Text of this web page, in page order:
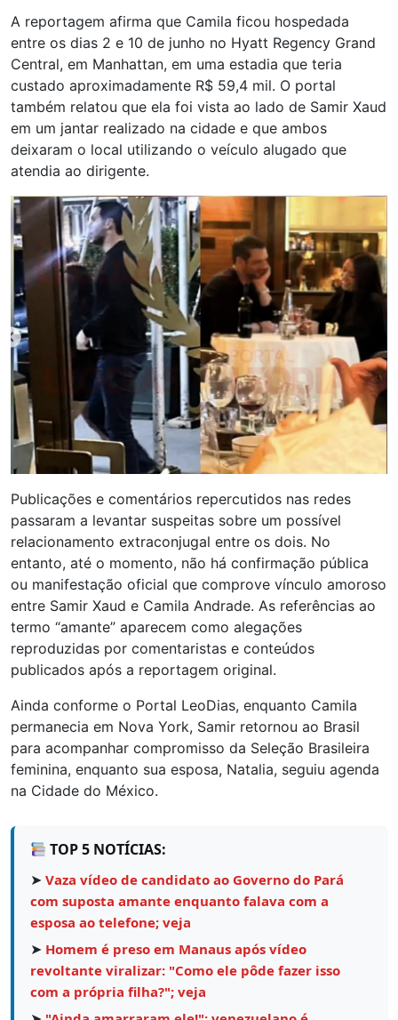
A reportagem afirma que Camila ficou hospedada
entre os dias 2 e 10 de junho no Hyatt Regency Grand
Central, em Manhattan, em uma estadia que teria
custado aproximadamente R$ 59,4 mil. O portal
também relatou que ela foi vista ao lado de Samir Xaud
em um jantar realizado na cidade e que ambos
deixaram o local utilizando o veículo alugado que
atendia ao dirigente.
Publicações e comentários repercutidos nas redes
passaram a levantar suspeitas sobre um possível
relacionamento extraconjugal entre os dois. No
entanto, até o momento, não há confirmação pública
ou manifestação oficial que comprove vínculo amoroso
entre Samir Xaud e Camila Andrade. As referências ao
termo “amante” aparecem como alegações
reproduzidas por comentaristas e conteúdos
publicados após a reportagem original.
Ainda conforme o Portal LeoDias, enquanto Camila
permanecia em Nova York, Samir retornou ao Brasil
para acompanhar compromisso da Seleção Brasileira
feminina, enquanto sua esposa, Natalia, seguiu agenda
na Cidade do México.
TOP 5 NOTÍCIAS:
➤ Vaza vídeo de candidato ao Governo do Pará
com suposta amante enquanto falava com a
esposa ao telefone; veja
➤ Homem é preso em Manaus após vídeo
revoltante viralizar: "Como ele pôde fazer isso
com a própria filha?"; veja